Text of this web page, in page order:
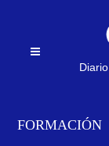
FORMACIÓN